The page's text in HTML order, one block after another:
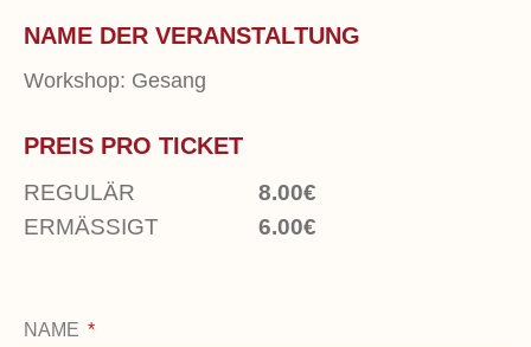
NAME DER VERANSTALTUNG
Workshop: Gesang
PREIS PRO TICKET
REGULÄR
8.00€
ERMÄSSIGT
6.00€
NAME